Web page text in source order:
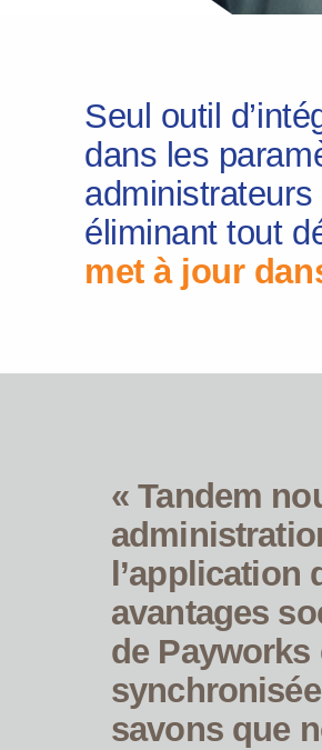
Seul outil
dans les
éliminant tout
met à jour
« Tandem
avantages
de
savons que